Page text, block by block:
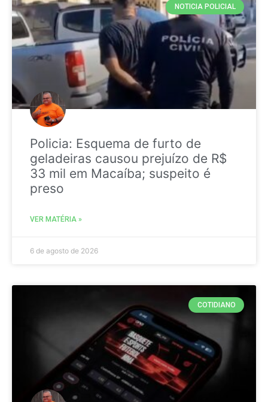
NOTICIA POLICIAL
Policia: Esquema de furto de
geladeiras causou prejuízo de R$
33 mil em Macaíba; suspeito é
preso
VER MATÉRIA »
6 de agosto de 2026
COTIDIANO